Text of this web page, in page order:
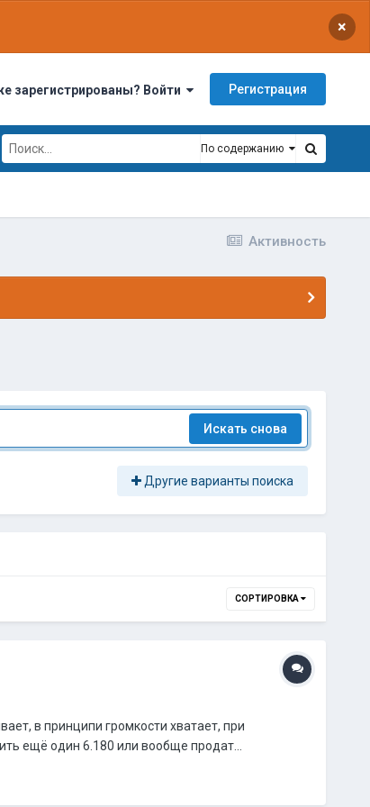
×
зарегистрированы? Войти Регистрация
По содержанию
Активность
Искать снова
Другие варианты поиска
СОРТИРОВКА
в принципи громкости хватает, при
ещё один 6.180 или вообще продат...